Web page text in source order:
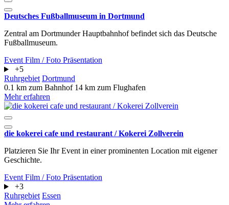
Deutsches Fußballmuseum in Dortmund
Zentral am Dortmunder Hauptbahnhof befindet sich das Deutsche
Fußballmuseum.
Event Film / Foto Präsentation
+5
Ruhrgebiet Dortmund
0.1 km zum Bahnhof 14 km zum Flughafen
Mehr erfahren
die kokerei cafe und restaurant / Kokerei Zollverein
Platzieren Sie Ihr Event in einer prominenten Location mit eigener
Geschichte.
Event Film / Foto Präsentation
+3
Ruhrgebiet Essen